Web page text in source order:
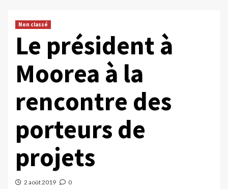
Non classé
Le président à
Moorea à la
rencontre des
porteurs de
projets
2 août 2019 0